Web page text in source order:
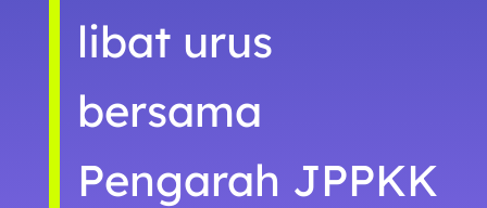
libat urus
bersama
Pengarah JPPKK